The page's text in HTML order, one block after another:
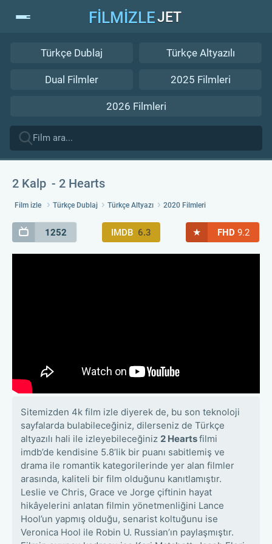
FİLMİZLEJET
Türkçe Dublaj Türkçe Altyazılı
Dual Filmler 2025 Filmleri
2026 Filmleri
2 Kalp 2 Hearts
Film izle Türkçe Dublaj Türkçe Altyazı 2020 Filmleri
1252 IMDB 6.3 ★ FHD 9.2
Sitemizden 4k film izle diyerek de, bu son teknoloji
sayfalarda bulabileceğiniz, dilerseniz de Türkçe
altyazılı hali ile izleyebileceğiniz 2 Heartsfilmi
imdb’de kendisine 5.8’lik bir puanı sabitlemiş ve
drama ile romantik kategorilerinde yer alan filmler
arasında, kaliteli bir film olduğunu kanıtlamıştır.
Leslie ve Chris, Grace ve Jorge çiftinin hayat
hikâyelerini anlatan filmin yönetmenliğini Lance
Hool’un yapmış olduğu, senarist koltuğunu ise
Veronica Hool ile Robin U. Russian’ın paylaşmıştır.